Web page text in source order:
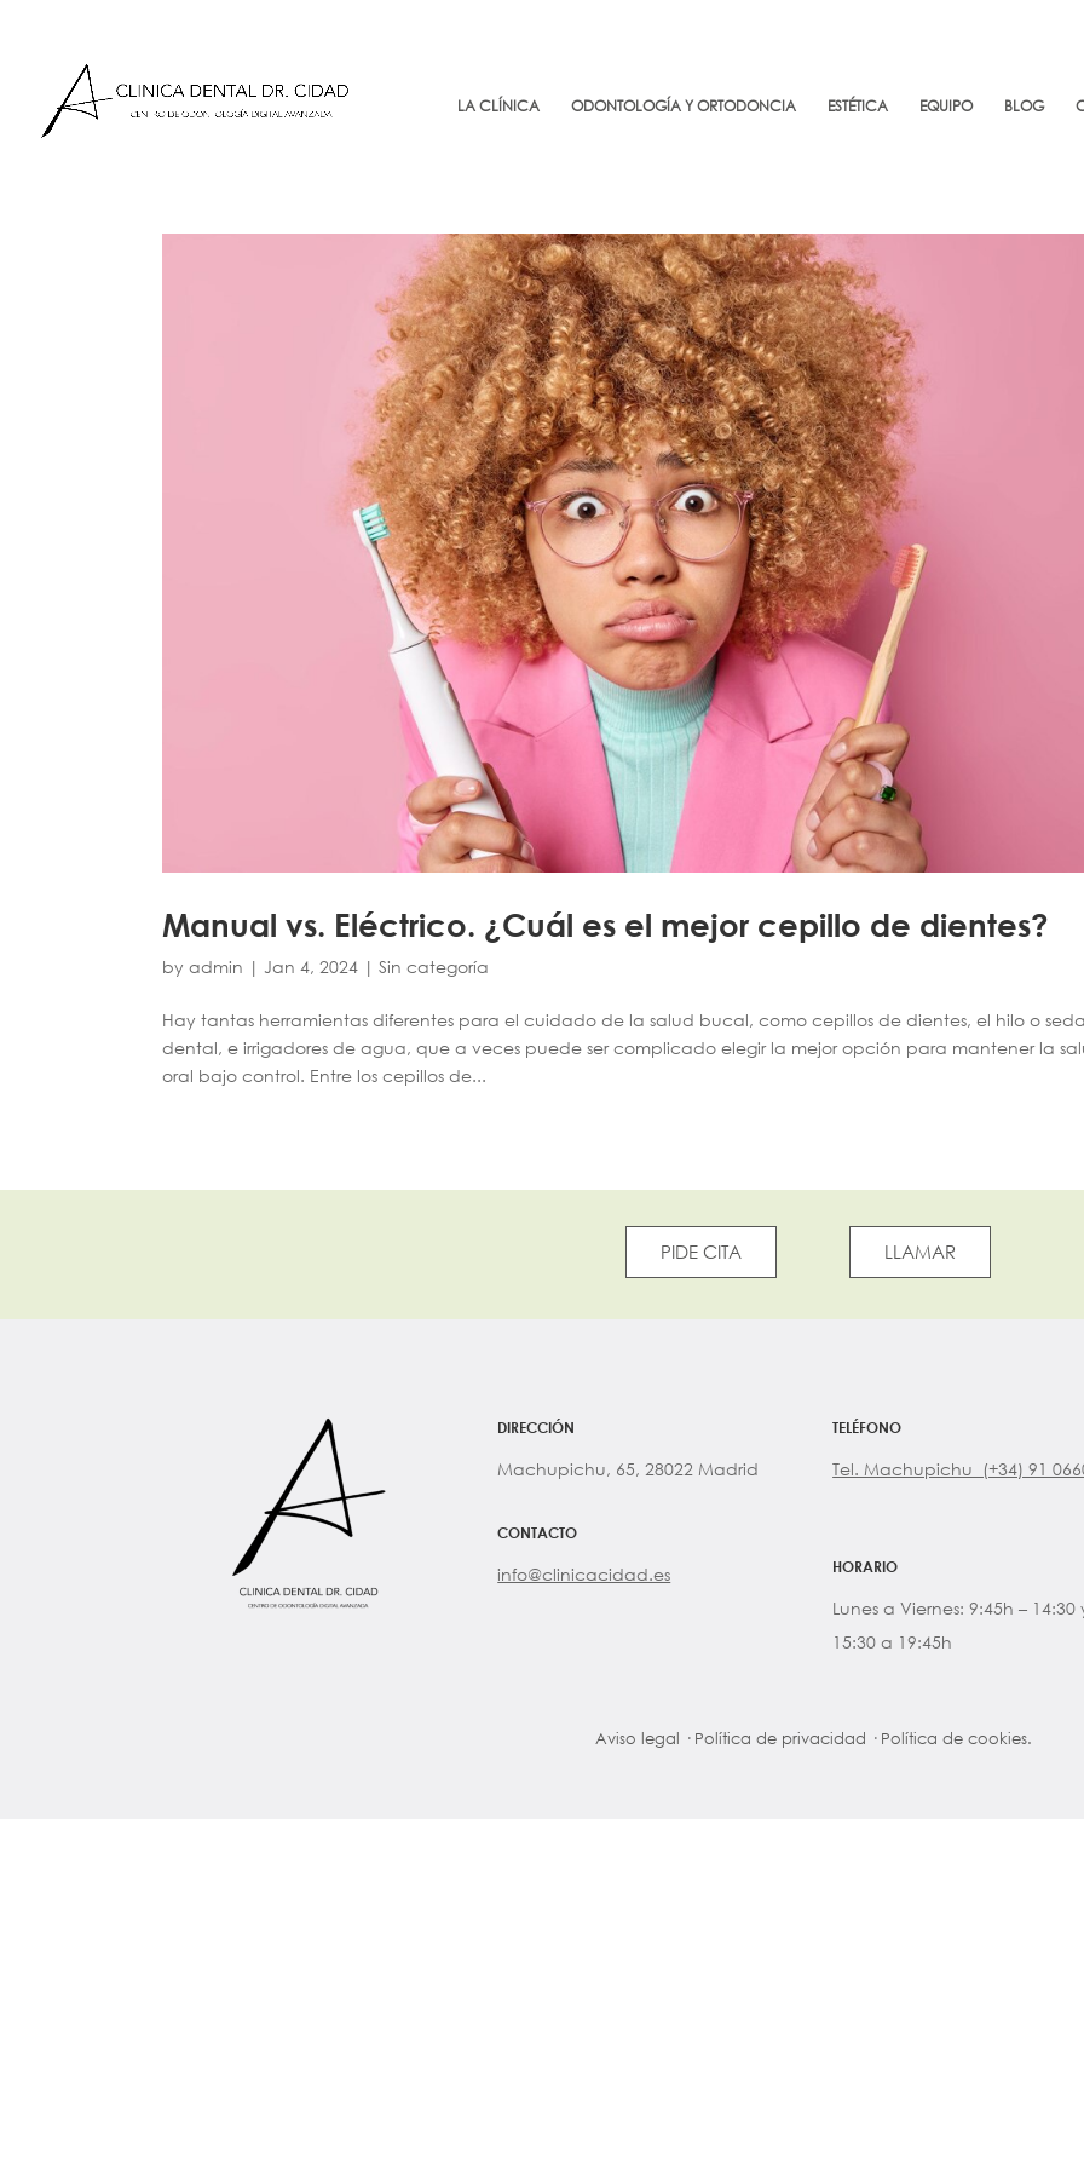
LA CLÍNICA ODONTOLOGÍA Y ORTODONCIA ESTÉTICA EQUIPO BLOG
Manual vs. Eléctrico. ¿Cuál es el mejor cepillo de dientes?
byadmin |Jan 4, 2024 |Sin categoría
Hay tantas herramientas diferentes para el cuidado de la salud bucal, como cepillos de dientes, el hilo o seda
dental, e irrigadores de agua, que a veces puede ser complicado elegir la mejor opción para mantener la
oral bajo control. Entre los cepillos de...
PIDE CITA LLAMAR
DIRECCIÓN
Machupichu, 65, 28022 Madrid
CONTACTO
info@clinicacidad.es
TELÉFONO
Tel. Machupichu (+34) 91
HORARIO
Lunes a Viernes: 9:45h – 14:30
15:30 a 19:45h
Aviso legal · Política de privacidad · Política de cookies.